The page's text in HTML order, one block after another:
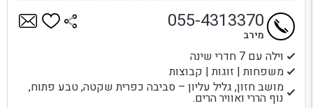
וילה עם 7 חדרי שינה
משפחות | זוגות | קבוצות
מושב חזון, גליל עליון – סביבה כפרית שקטה, טבע פתוח,
נוף הררי ואוויר הרים.
055-4313370
מירב